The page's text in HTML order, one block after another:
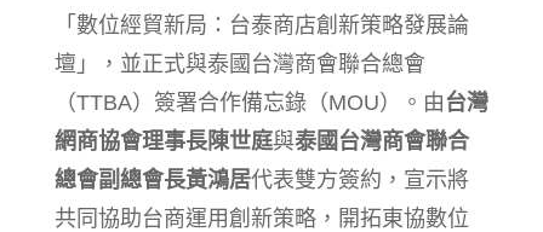
「數位經貿新局：台泰商店創新策略發展論
壇」，並正式與泰國台灣商會聯合總會
（TTBA）簽署合作備忘錄（MOU）。由台灣
網商協會理事長陳世庭與泰國台灣商會聯合
總會副總會長黃鴻居代表雙方簽約，宣示將
共同協助台商運用創新策略，開拓東協數位